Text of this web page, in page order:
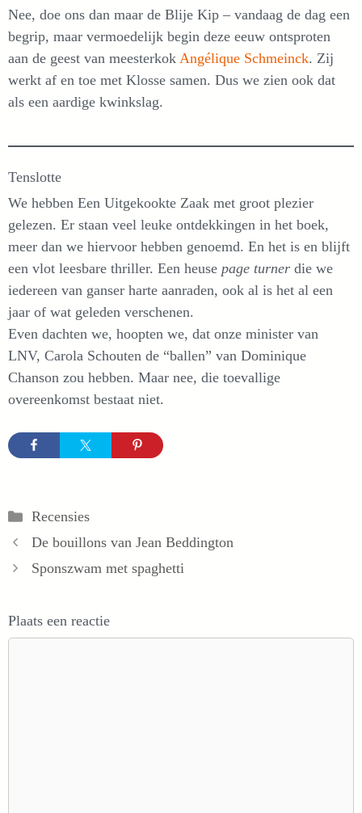
Nee, doe ons dan maar de Blije Kip – vandaag de dag een
begrip, maar vermoedelijk begin deze eeuw ontsproten
aan de geest van meesterkok Angélique Schmeinck. Zij
werkt af en toe met Klosse samen. Dus we zien ook dat
als een aardige kwinkslag.
Tenslotte
We hebben Een Uitgekookte Zaak met groot plezier
gelezen. Er staan veel leuke ontdekkingen in het boek,
meer dan we hiervoor hebben genoemd. En het is en blijft
een vlot leesbare thriller. Een heuse page turner die we
iedereen van ganser harte aanraden, ook al is het al een
jaar of wat geleden verschenen.
Even dachten we, hoopten we, dat onze minister van
LNV, Carola Schouten de “ballen” van Dominique
Chanson zou hebben. Maar nee, die toevallige
overeenkomst bestaat niet.
Categorieën
Recensies
De bouillons van Jean Beddington
Sponszwam met spaghetti
Plaats een reactie